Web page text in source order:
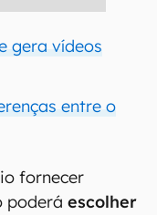
gera vídeos
entre o
fornecer
poderá escolher